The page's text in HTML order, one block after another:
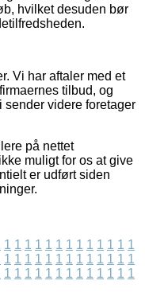
hvilket desuden bør
Vi har aftaler med et
tilbud, og
sender videre foretager
på nettet
muligt for os at give
er udført siden
1 1 1 1 1 1 1 1 1 1 1 1 1
1 1 1 1 1 1 1 1 1 1 1 1 1
1 1 1 1 1 1 1 1 1 1 1 1 1